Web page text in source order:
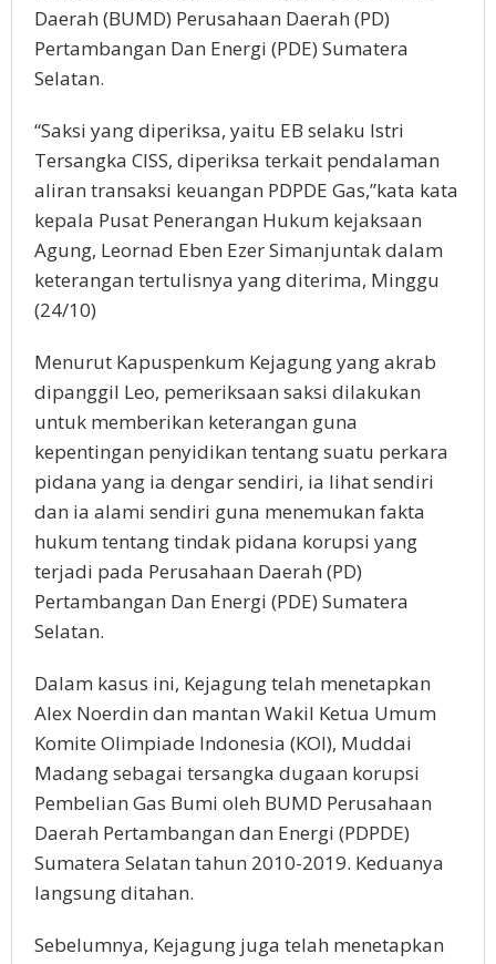
Daerah (BUMD) Perusahaan Daerah (PD)
Pertambangan Dan Energi (PDE) Sumatera
Selatan.
“Saksi yang diperiksa, yaitu EB selaku Istri
Tersangka CISS, diperiksa terkait pendalaman
aliran transaksi keuangan PDPDE Gas,”kata kata
kepala Pusat Penerangan Hukum kejaksaan
Agung, Leornad Eben Ezer Simanjuntak dalam
keterangan tertulisnya yang diterima, Minggu
(24/10)
Menurut Kapuspenkum Kejagung yang akrab
dipanggil Leo, pemeriksaan saksi dilakukan
untuk memberikan keterangan guna
kepentingan penyidikan tentang suatu perkara
pidana yang ia dengar sendiri, ia lihat sendiri
dan ia alami sendiri guna menemukan fakta
hukum tentang tindak pidana korupsi yang
terjadi pada Perusahaan Daerah (PD)
Pertambangan Dan Energi (PDE) Sumatera
Selatan.
Dalam kasus ini, Kejagung telah menetapkan
Alex Noerdin dan mantan Wakil Ketua Umum
Komite Olimpiade Indonesia (KOI), Muddai
Madang sebagai tersangka dugaan korupsi
Pembelian Gas Bumi oleh BUMD Perusahaan
Daerah Pertambangan dan Energi (PDPDE)
Sumatera Selatan tahun 2010-2019. Keduanya
langsung ditahan.
Sebelumnya, Kejagung juga telah menetapkan